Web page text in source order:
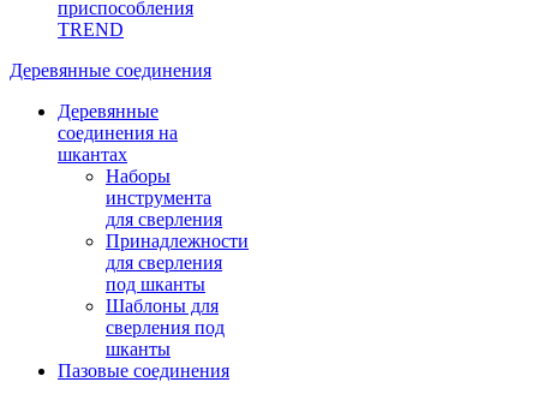
приспособления
TREND
Деревянные соединения
Деревянные
соединения на
шкантах
Наборы
инструмента
для сверления
Принадлежности
для сверления
под шканты
Шаблоны для
сверления под
шканты
Пазовые соединения